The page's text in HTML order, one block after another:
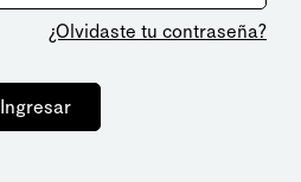
¿Olvidaste tu contraseña?
Ingresar